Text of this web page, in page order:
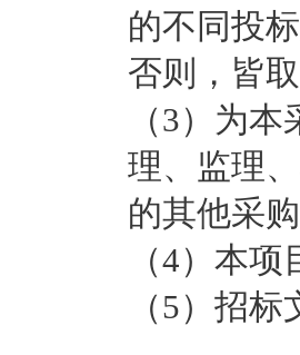
的不同投
否则，皆
（3）为
理、监理
的其他采
（4）本
（5）招